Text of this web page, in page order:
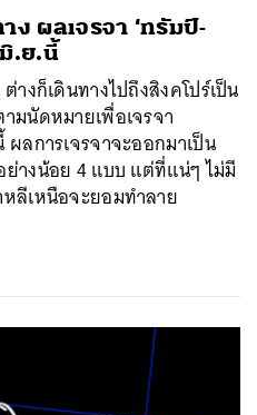
ง ผลเจรจา ‘ทรัมป์-
.ย.นี้
งก็เดินทางไปถึงสิงคโปร์เป็น
มนัดหมายเพื่อเจรจา
ลการเจรจาจะออกมาเป็น
างน้อย 4 แบบ แต่ที่แน่ๆ ไม่มี
ลีเหนือจะยอมทำลาย